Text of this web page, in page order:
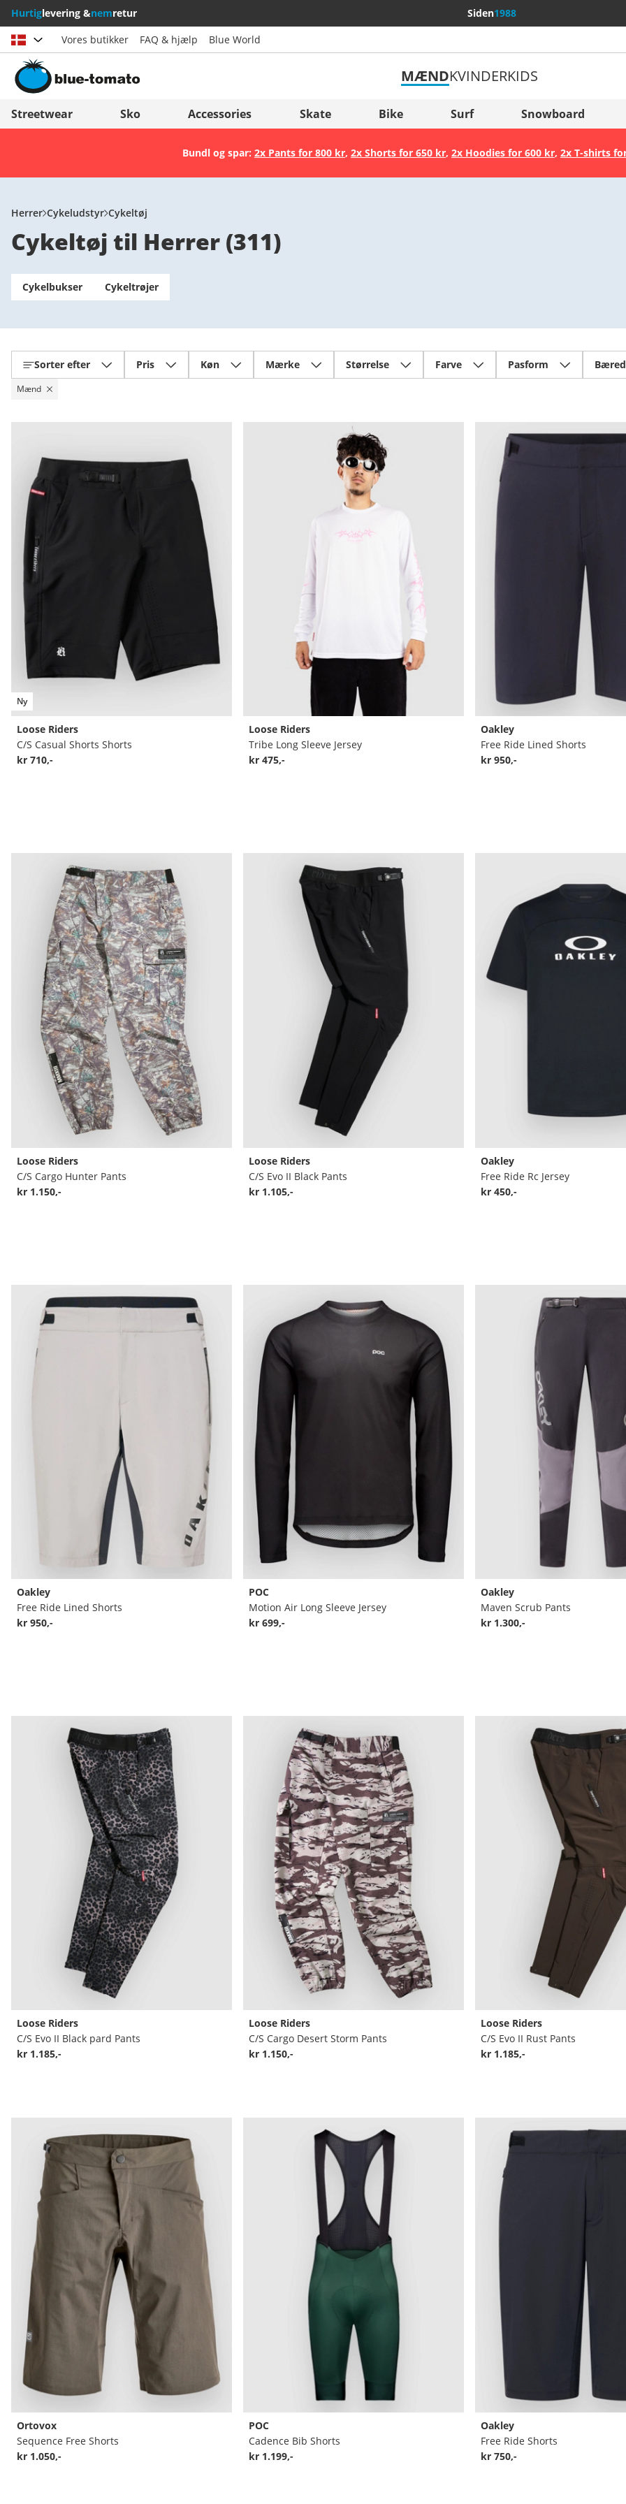
Hurtiglevering &nemretur Siden1988
Vælg land
Österreich
Svizzera (Italiano)
France
Italia (Italiano)
Italien (Deutsch)
United Kingdom
Slovenija
België (Nederlands)
Vores butikker FAQ & hjælp Blue World
MÆNDKVINDERKIDS
Streetwear Sko Accessories Skate Bike Surf Snowboard
Bundl og spar: 2x Pants for 800 kr, 2x Shorts for 650 kr, 2x Hoodies for 600 kr, 2x T-shirts
Herrer Cykeludstyr Cykeltøj
Cykeltøj til Herrer (311)
Cykelbukser Cykeltrøjer
Sorter efter Pris Køn Mærke Størrelse Farve Pasform
Mænd
Ny
Loose Riders
C/S Casual Shorts Shorts
kr 710,-
Loose Riders
Tribe Long Sleeve Jersey
kr 475,-
Oakley
Free Ride Lined Shorts
kr 950,-
Loose Riders
C/S Cargo Hunter Pants
kr 1.150,-
Loose Riders
C/S Evo II Black Pants
kr 1.105,-
Oakley
Free Ride Rc Jersey
kr 450,-
Oakley
Free Ride Lined Shorts
kr 950,-
POC
Motion Air Long Sleeve Jersey
kr 699,-
Oakley
Maven Scrub Pants
kr 1.300,-
Loose Riders
C/S Evo II Black pard Pants
kr 1.185,-
Loose Riders
C/S Cargo Desert Storm Pants
kr 1.150,-
Loose Riders
C/S Evo II Rust Pants
kr 1.185,-
Ortovox
Sequence Free Shorts
kr 1.050,-
POC
Cadence Bib Shorts
kr 1.199,-
Oakley
Free Ride Shorts
kr 750,-